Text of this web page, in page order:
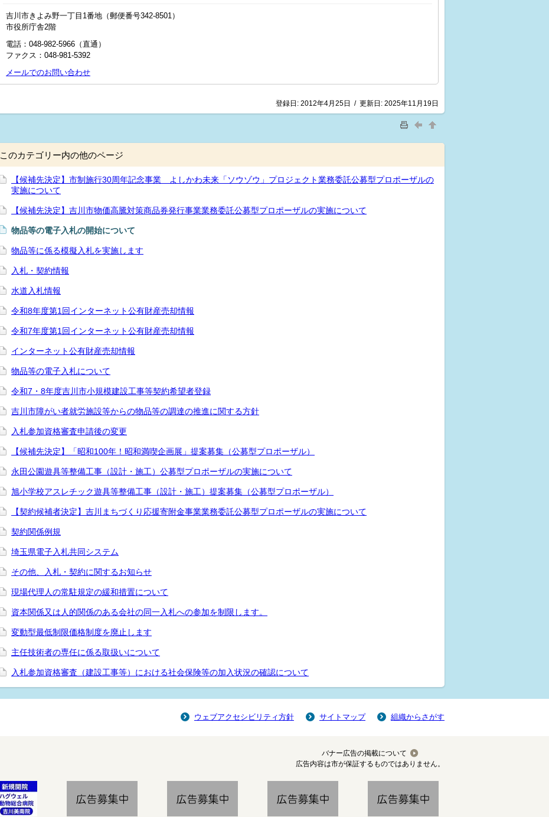
吉川市きよみ野一丁目1番地（郵便番号342-8501）
市役所庁舎2階
電話：048‐982‐5966（直通）
ファクス：048-981-5392
メールでのお問い合わせ
登録日: 2012年4月25日 / 更新日: 2025年11月19日
このカテゴリー内の他のページ
【候補先決定】市制施行30周年記念事業 よしかわ未来「ソウゾウ」プロジェクト業務委託公募型プロポーザルの
実施について
【候補先決定】吉川市物価高騰対策商品券発行事業業務委託公募型プロポーザルの実施について
物品等の電子入札の開始について
物品等に係る模擬入札を実施します
入札・契約情報
水道入札情報
令和8年度第1回インターネット公有財産売却情報
令和7年度第1回インターネット公有財産売却情報
インターネット公有財産売却情報
物品等の電子入札について
令和7・8年度吉川市小規模建設工事等契約希望者登録
吉川市障がい者就労施設等からの物品等の調達の推進に関する方針
入札参加資格審査申請後の変更
【候補先決定】「昭和100年！昭和満喫企画展」提案募集（公募型プロポーザル）
永田公園遊具等整備工事（設計・施工）公募型プロポーザルの実施について
旭小学校アスレチック遊具等整備工事（設計・施工）提案募集（公募型プロポーザル）
【契約候補者決定】吉川まちづくり応援寄附金事業業務委託公募型プロポーザルの実施について
契約関係例規
埼玉県電子入札共同システム
その他、入札・契約に関するお知らせ
現場代理人の常駐規定の緩和措置について
資本関係又は人的関係のある会社の同一入札への参加を制限します。
変動型最低制限価格制度を廃止します
主任技術者の専任に係る取扱いについて
入札参加資格審査（建設工事等）における社会保険等の加入状況の確認について
ウェブアクセシビリティ方針 サイトマップ 組織からさがす
バナー広告の掲載について
広告内容は市が保証するものではありません。